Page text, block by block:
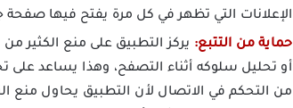
الإعلانات التي تظهر في كل مرة يفتح فيها صفحة
حماية من التتبع: يركز التطبيق على منع الكثير
أو تحليل سلوكه أثناء التصفح، وهذا يساعد على
من التحكم في الاتصال لأن التطبيق يحاول منع